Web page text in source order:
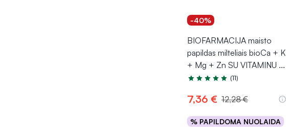
-40%
BIOFARMACIJA maisto
papildas milteliais bioCa + K
+ Mg + Zn SU VITAMINU ...
Įvertinimas 5.0 iš 5
(11)
7,36 € 12,28 €
% PAPILDOMA NUOLAIDA
Į krepšelį